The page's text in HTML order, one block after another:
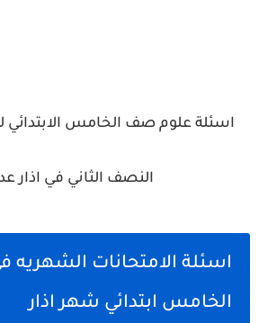
اسئلة علوم صف الخامس الابتدائي
النصف الثاني في اذار
اسئلة الامتحانات الشهريه
الخامس ابتدائي شهر اذار